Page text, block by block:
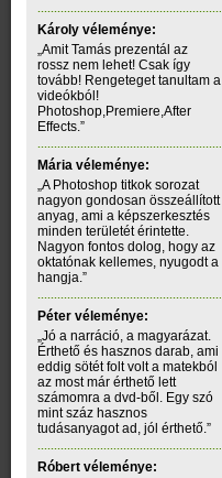
Károly véleménye:
„Amit Tamás prezentál az
rossz nem lehet! Csak így
tovább! Rengeteget tanultam a
videókból!
Photoshop,Premiere,After
Effects.”
Mária véleménye:
„A Photoshop titkok sorozat
nagyon gondosan összeállított
anyag, ami a képszerkesztés
minden területét érintette.
Nagyon fontos dolog, hogy az
oktatónak kellemes, nyugodt a
hangja.”
Péter véleménye:
„Jó a narráció, a magyarázat.
Érthető és hasznos darab, ami
eddig sötét folt volt a matekból
az most már érthető lett
számomra a dvd-ből. Egy szó
mint száz hasznos
tudásanyagot ad, jól érthető.”
Róbert véleménye: